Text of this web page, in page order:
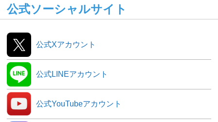
公式ソーシャルサイト
公式Xアカウント
公式LINEアカウント
公式YouTubeアカウント